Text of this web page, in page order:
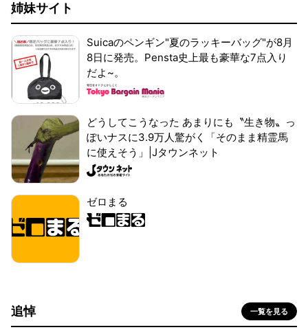
姉妹サイト
Suicaのペンギン"夏のラッキーバッグ"が8月
8日に発売。Pensta史上最も豪華な7点入り
だよ~。
どうしてこうなった あまりにも〝生き物〟っ
ぽいナスに3.9万人驚がく「そのまま精霊馬
に使えそう」|Jタウンネット
ゼロまる
追悼 一覧を見る